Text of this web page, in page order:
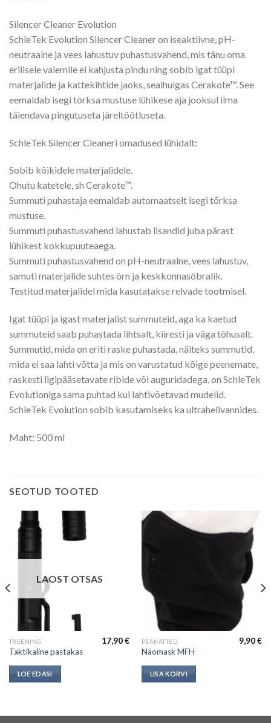
Silencer Cleaner Evolution
SchleTek Evolution Silencer Cleaner on iseaktiivne, pH-
neutraalne ja vees lahustuv puhastusvahend, mis tänu oma
erilisele valemile ei kahjusta pindu ning sobib igat tüüpi
materjalide ja kattekihtide jaoks, sealhulgas Cerakote™. See
eemaldab isegi tõrksa mustuse lühikese aja jooksul ilma
täiendava pingutuseta järeltöötluseta.
SchleTek Silencer Cleaneri omadused lühidalt:
Sobib kõikidele materjalidele.
Ohutu katetele, sh Cerakote™.
Summuti puhastaja eemaldab automaatselt isegi tõrksa
mustuse.
Summuti puhastusvahend lahustab lisandid juba pärast
lühikest kokkupuuteaega.
Summuti puhastusvahend on pH-neutraalne, vees lahustuv,
samuti materjalide suhtes õrn ja keskkonnasõbralik.
Testitud materjalidel mida kasutatakse relvade tootmisel.
Igat tüüpi ja igast materjalist summuteid, aga ka kaetud
summuteid saab puhastada lihtsalt, kiiresti ja väga tõhusalt.
Summutid, mida on eriti raske puhastada, näiteks summutid,
mida ei saa lahti võtta ja mis on varustatud kõige peenemate,
raskesti ligipääsetavate ribide või auguridadega, on SchleTek
Evolutioniga sama puhtad kui lahtivõetavad mudelid.
SchleTek Evolution sobib kasutamiseks ka ultrahelivannides.
Maht: 500 ml
SEOTUD TOOTED
LAOST OTSAS
TREENING
Taktikaline pastakas
17,90€
LOE EDASI
PEAKATTED
Näomask MFH
9,90€
LISA KORVI